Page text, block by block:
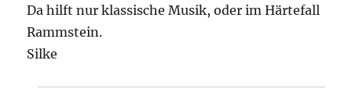
Da hilft nur klassische Musik, oder im Härtefall
Rammstein.
Silke